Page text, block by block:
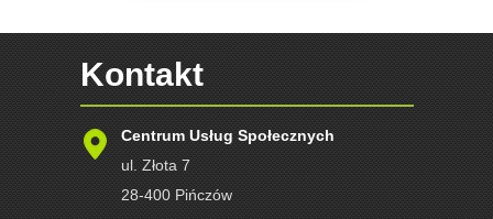
Kontakt
Centrum Usług Społecznych
ul. Złota 7
28-400 Pińczów